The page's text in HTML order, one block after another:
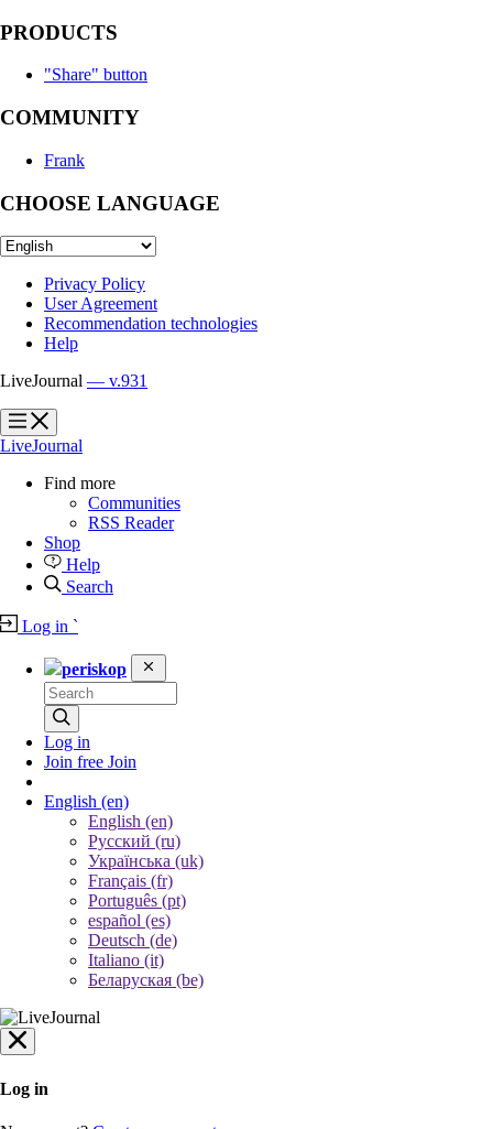
PRODUCTS
"Share" button
COMMUNITY
Frank
CHOOSE LANGUAGE
Privacy Policy
User Agreement
Recommendation technologies
Help
LiveJournal — v.931
?
?
LiveJournal
Find more
Communities
RSS Reader
Shop
Help
Search
Log in `
periskop
Log in
Join free Join
English (en)
English (en)
Русский (ru)
Українська (uk)
Français (fr)
Português (pt)
español (es)
Deutsch (de)
Italiano (it)
Беларуская (be)
Log in